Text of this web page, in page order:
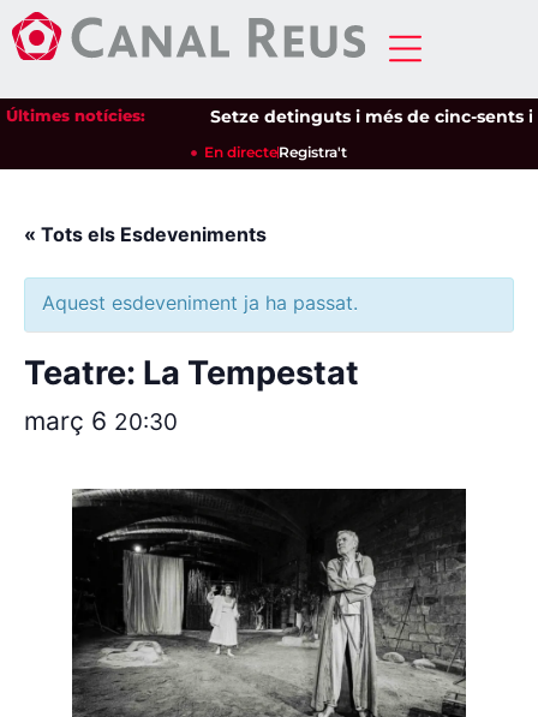
Últimes notícies: Setze detinguts i més de cinc-sents
En directeRegistra't
« Tots els Esdeveniments
Aquest esdeveniment ja ha passat.
Teatre: La Tempestat
març 6 20:30